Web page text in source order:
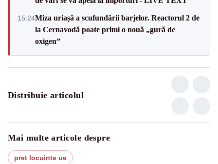
15:24Miza uriașă a scufundării barjelor. Reactorul 2 de
la Cernavodă poate primi o nouă „gură de
oxigen”
Distribuie articolul
Mai multe articole despre
pret locuinte ue